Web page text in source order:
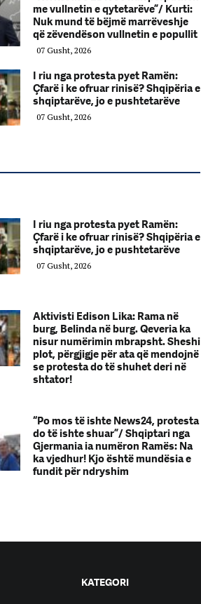
me vullnetin e qytetarëve”/ Kurti:
Nuk mund të bëjmë marrëveshje
që zëvendëson vullnetin e popullit
07 Gusht, 2026
I riu nga protesta pyet Ramën:
Çfarë i ke ofruar rinisë? Shqipëria e
shqiptarëve, jo e pushtetarëve
07 Gusht, 2026
I riu nga protesta pyet Ramën:
Çfarë i ke ofruar rinisë? Shqipëria e
shqiptarëve, jo e pushtetarëve
07 Gusht, 2026
Aktivisti Edison Lika: Rama në
burg, Belinda në burg. Qeveria ka
nisur numërimin mbrapsht. Sheshi
plot, përgjigje për ata që mendojnë
se protesta do të shuhet deri në
shtator!
“Po mos të ishte News24, protesta
do të ishte shuar”/ Shqiptari nga
Gjermania ia numëron Ramës: Na
ka vjedhur! Kjo është mundësia e
fundit për ndryshim
KATEGORI